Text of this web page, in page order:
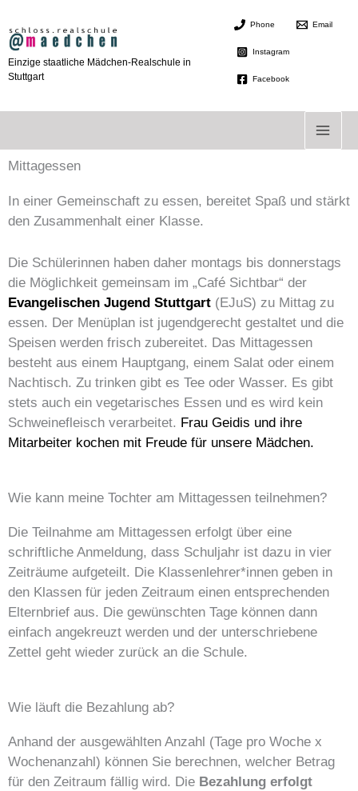
Inhalt
springen
Einzige staatliche Mädchen-Realschule in
Stuttgart
Phone Email
Instagram
Facebook
Mittagessen
In einer Gemeinschaft zu essen, bereitet Spaß und stärkt
den Zusammenhalt einer Klasse.
Die Schülerinnen haben daher montags bis donnerstags
die Möglichkeit gemeinsam im „Café Sichtbar“ der
Evangelischen Jugend Stuttgart (EJuS) zu Mittag zu
essen. Der Menüplan ist jugendgerecht gestaltet und die
Speisen werden frisch zubereitet. Das Mittagessen
besteht aus einem Hauptgang, einem Salat oder einem
Nachtisch. Zu trinken gibt es Tee oder Wasser. Es gibt
stets auch ein vegetarisches Essen und es wird kein
Schweinefleisch verarbeitet. Frau Geidis und ihre
Mitarbeiter kochen mit Freude für unsere Mädchen.
Wie kann meine Tochter am Mittagessen teilnehmen?
Die Teilnahme am Mittagessen erfolgt über eine
schriftliche Anmeldung, dass Schuljahr ist dazu in vier
Zeiträume aufgeteilt. Die Klassenlehrer*innen geben in
den Klassen für jeden Zeitraum einen entsprechenden
Elternbrief aus. Die gewünschten Tage können dann
einfach angekreuzt werden und der unterschriebene
Zettel geht wieder zurück an die Schule.
Wie läuft die Bezahlung ab?
Anhand der ausgewählten Anzahl (Tage pro Woche x
Wochenanzahl) können Sie berechnen, welcher Betrag
für den Zeitraum fällig wird. Die Bezahlung erfolgt